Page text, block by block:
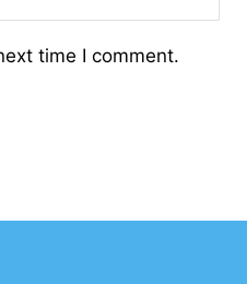
time I comment.